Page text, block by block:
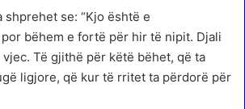
shprehet se: “Kjo është e
bëhem e fortë për hir të nipit. Djali
Të gjithë për këtë bëhet, që ta
ligjore, që kur të rritet ta përdorë për